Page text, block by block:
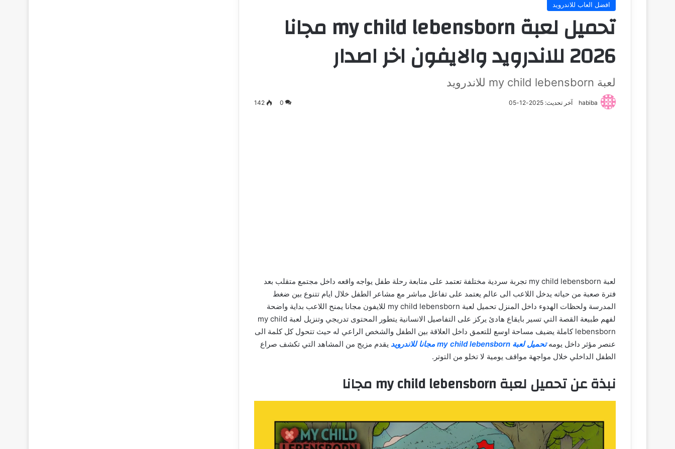
افضل العاب للاندرويد
تحميل لعبة my child lebensborn مجانا
2026 للاندرويد والايفون اخر اصدار
لعبة my child lebensborn للاندرويد
habiba آخر تحديث: 2025-12-05 0
142
لعبة my child lebensborn تجربة سردية مختلفة تعتمد على متابعة رحلة طفل يواجه واقعه داخل مجتمع متقلب بعد
فترة صعبة من حياته يدخل اللاعب الى عالم يعتمد على تفاعل مباشر مع مشاعر الطفل خلال ايام تتنوع بين ضغط
المدرسة ولحظات الهدوء داخل المنزل تحميل لعبة my child lebensborn للايفون مجانا يمنح اللاعب بداية واضحة
لفهم طبيعة القصة التي تسير بايقاع هادئ يركز على التفاصيل الانسانية يتطور المحتوى تدريجي وتنزيل لعبة my child
lebensborn كاملة يضيف مساحة اوسع للتعمق داخل العلاقة بين الطفل والشخص الراعي له حيث تتحول كل كلمة الى
عنصر مؤثر داخل يومهتحميل لعبة my child lebensborn مجانا للاندرويد
يقدم مزيج من المشاهد التي تكشف صراع
الطفل الداخلي خلال مواجهة مواقف يومية لا تخلو من التوتر.
نبذة عن تحميل لعبة my child lebensborn مجانا